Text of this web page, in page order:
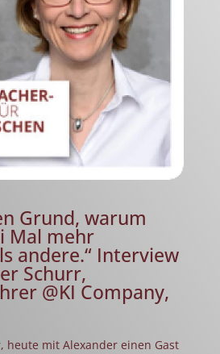
Grund, warum
Mal mehr
andere.“ Interview
Schurr,
@KI Company,
heute mit Alexander einen Gast